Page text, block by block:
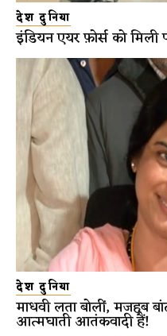
देश दुनिया
इंडियन एयर फ़ोर्स को मिली
देश दुनिया
माधवी लता बोलीं, मजहब
आत्मघाती आतंकवादी हैं!